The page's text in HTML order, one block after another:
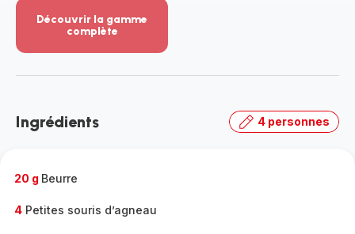
Découvrir la gamme
complète
-
gamme
Ingrédients 4 personnes
20 g Beurre
4 Petites souris d’agneau